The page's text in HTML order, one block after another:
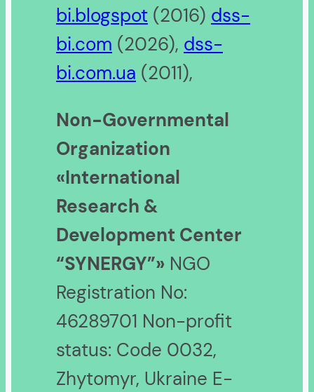
bi.blogspot (2016) dss-
bi.com (2026), dss-
bi.com.ua (2011),
Non-Governmental
Organization
«International
Research &
Development Center
“SYNERGY”» NGO
Registration No:
46289701 Non-profit
status: Code 0032,
Zhytomyr, Ukraine E-